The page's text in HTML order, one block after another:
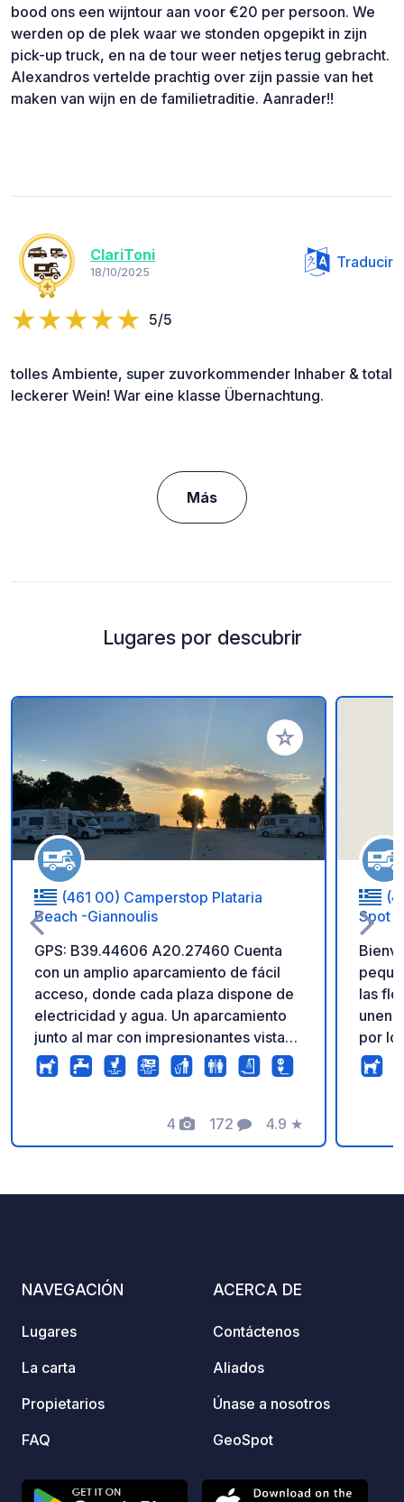
bood ons een wijntour aan voor €20 per persoon. We
werden op de plek waar we stonden opgepikt in zijn
pick-up truck, en na de tour weer netjes terug gebracht.
Alexandros vertelde prachtig over zijn passie van het
maken van wijn en de familietraditie. Aanrader!!
ClariToni
18/10/2025
Traducir
5/5
tolles Ambiente, super zuvorkommender Inhaber & total
leckerer Wein! War eine klasse Übernachtung.
Más
Lugares por descubrir
(461 00) Camperstop Plataria
Beach -Giannoulis
GPS: B39.44606 A20.27460 Cuenta
con un amplio aparcamiento de fácil
acceso, donde cada plaza dispone de
electricidad y agua. Un aparcamiento
junto al mar con impresionantes vistas
al atardecer y varias tiendas en las
inmediaciones.
4
Fotos
172
Comentarios
4.9
Calificación
★
Spot
las
unen. A su llegada, se verán envueltos
por
en
paz y
casa. Para nosotros, la hospitalidad es
NAVEGACIÓN
Lugares
La carta
Propietarios
FAQ
ACERCA DE
Contáctenos
Aliados
Únase a nosotros
GeoSpot